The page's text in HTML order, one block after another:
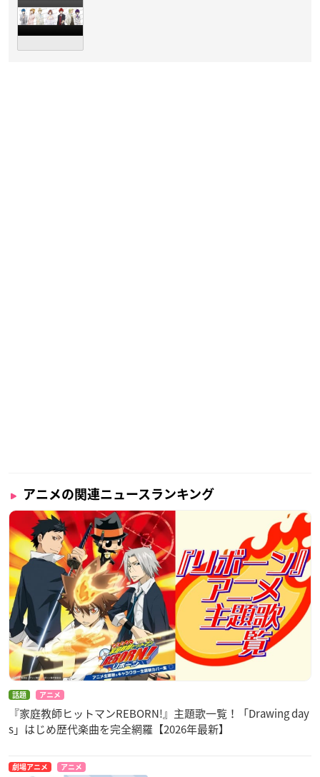
アニメの関連ニュースランキング
話題 アニメ
『家庭教師ヒットマンREBORN!』主題歌一覧！「Drawing day
s」はじめ歴代楽曲を完全網羅【2026年最新】
劇場アニメ アニメ